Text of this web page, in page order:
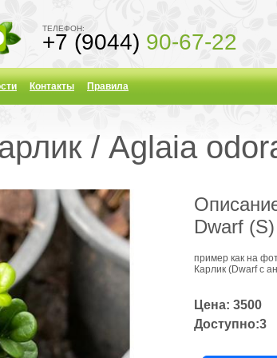
ТЕЛЕФОН:
+7 (9044) 90-67-22
Контакты Правила
/ Aglaia
Dwarf
пример как на
Карлик (Dwarf с
Цена: 3500
Доступно:3